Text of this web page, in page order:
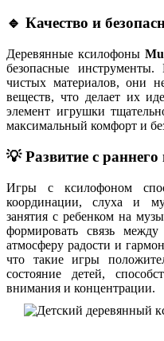
🔹 Качество и
Деревянные ксилофоны
безопасные инструменты.
чистых материалов, они
веществ, что делает их
элемент игрушки
максимальный комфорт и
💡 Развитие с раннего
Игры с ксилофоном
координации, слуха и
занятия с ребенком на
формировать связь
атмосферу радости и
что такие игры
состояние детей,
внимания и концентрации.